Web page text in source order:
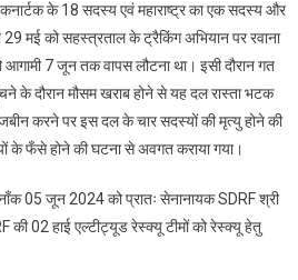
लिए
SDRF
का
रेस्क्यू
ऑपरेशन
के 18 सदस्य एवं महाराष्ट्र का एक सदस्य और
29 मई को सहस्त्रताल के ट्रैकिंग अभियान पर रवाना
7 जून तक वापस लौटना था। इसी दौरान गत
के दौरान मौसम खराब होने से यह दल रास्ता भटक
करने पर इस दल के चार सदस्यों की मृत्यु होने की
फँसे होने की घटना से अवगत कराया गया।
05 जून 2024 को प्रातः सेनानायक SDRF श्री
की 02 हाई एल्टीट्यूड रेस्क्यू टीमों को रेस्क्यू हेतु